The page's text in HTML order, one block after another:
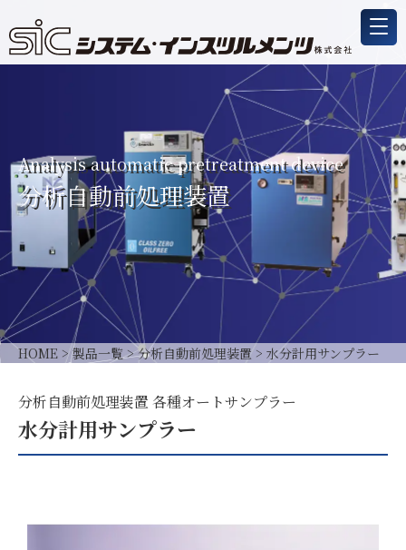
Analysis automatic pretreatment device
分析自動前処理装置
HOME >製品一覧>分析自動前処理装置 > 水分計用サンプラー
分析自動前処理装置 各種オートサンプラー
水分計用サンプラー